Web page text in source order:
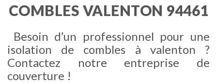
COMBLES VALENTON 94461
Besoin d’un professionnel pour une
isolation de combles à valenton ?
Contactez notre entreprise de
couverture !